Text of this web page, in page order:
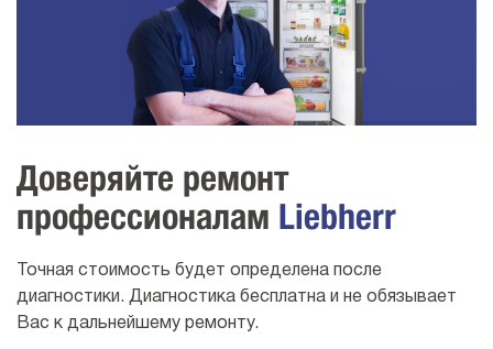
Доверяйте ремонт
профессионалам Liebherr
Точная стоимость будет определена после
диагностики. Диагностика бесплатна и не обязывает
Вас к дальнейшему ремонту.